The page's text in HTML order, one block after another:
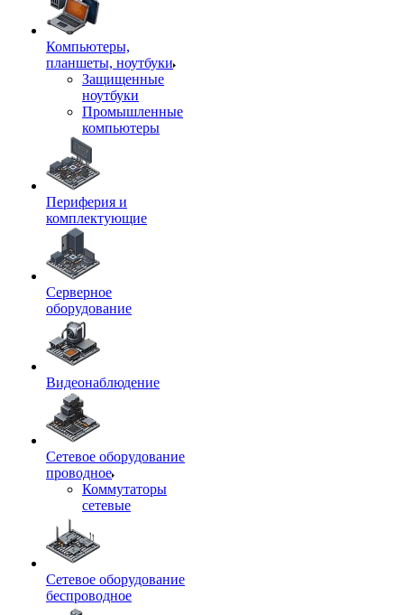
Компьютеры,
планшеты, ноутбуки
Защищенные
ноутбуки
Промышленные
компьютеры
Периферия и
комплектующие
Серверное
оборудование
Видеонаблюдение
Сетевое оборудование
проводное
Коммутаторы
сетевые
Сетевое оборудование
беспроводное